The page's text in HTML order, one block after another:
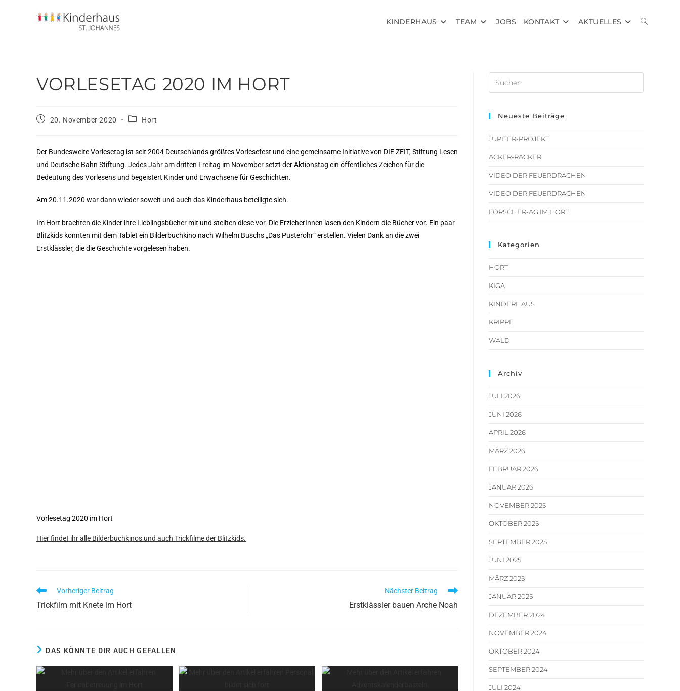
KINDERHAUS TEAM JOBS KONTAKT AKTUELLES
VORLESETAG 2020 IM HORT
20. November 2020 Hort
Der Bundesweite Vorlesetag ist seit 2004 Deutschlands größtes Vorlesefest und eine gemeinsame Initiative von DIE ZEIT, Stiftung Lesen
und Deutsche Bahn Stiftung. Jedes Jahr am dritten Freitag im November setzt der Aktionstag ein öffentliches Zeichen für die
Bedeutung des Vorlesens und begeistert Kinder und Erwachsene für Geschichten.
Am 20.11.2020 war dann wieder soweit und auch das Kinderhaus beteiligte sich.
Im Hort brachten die Kinder ihre Lieblingsbücher mit und stellten diese vor. Die ErzieherInnen lasen den Kindern die Bücher vor. Ein paar
Blitzkids konnten mit dem Tablet ein Bilderbuchkino nach Wilhelm Buschs „Das Pusterohr“ erstellen. Vielen Dank an die zwei
Erstklässler, die die Geschichte vorgelesen haben.
Vorlesetag 2020 im Hort
Hier findet ihr alle Bilderbuchkinos und auch Trickfilme der Blitzkids.
Vorheriger Beitrag
Trickfilm mit Knete im Hort
Nächster Beitrag
Erstklässler bauen Arche Noah
DAS KÖNNTE DIR AUCH GEFALLEN
Neueste Beiträge
JUPITER-PROJEKT
ACKER-RACKER
VIDEO DER FEUERDRACHEN
VIDEO DER FEUERDRACHEN
FORSCHER-AG IM HORT
Kategorien
HORT
KIGA
KINDERHAUS
KRIPPE
WALD
Archiv
JULI 2026
JUNI 2026
APRIL 2026
MÄRZ 2026
FEBRUAR 2026
JANUAR 2026
NOVEMBER 2025
OKTOBER 2025
SEPTEMBER 2025
JUNI 2025
MÄRZ 2025
JANUAR 2025
DEZEMBER 2024
NOVEMBER 2024
OKTOBER 2024
SEPTEMBER 2024
JULI 2024